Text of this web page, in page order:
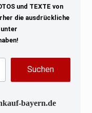
und TEXTE von
die ausdrückliche
Suchen
bayern.de